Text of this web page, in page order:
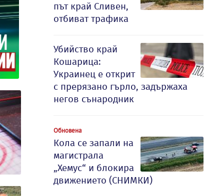
път край Сливен,
отбиват трафика
Убийство край
Кошарица:
Украинец е открит
с прерязано гърло, задържаха
негов сънародник
Обновена
Кола се запали на
магистрала
„Хемус“ и блокира
движението (СНИМКИ)